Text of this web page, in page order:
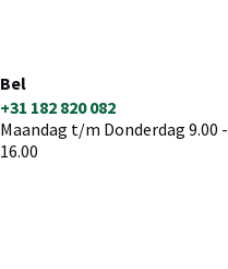
Bel
+31 182 820 082
Maandag t/m Donderdag 9.00 -
16.00